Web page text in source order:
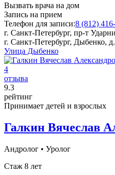
Вызвать врача на дом
Запись на прием
Телефон для записи:8 (812)
г. Санкт-Петербург, пр-т
г. Санкт-Петербург, Дыбенко,
Улица Дыбенко
4
отзыва
9.3
рейтинг
Принимает детей и взрослых
Галкин Вячеслав
Андролог • Уролог
Стаж 8 лет